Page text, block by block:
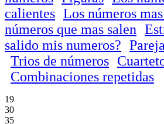
calientes Los números
números que mas salen
salido mis numeros?
Trios de números
Combinaciones repetidas
19
30
35